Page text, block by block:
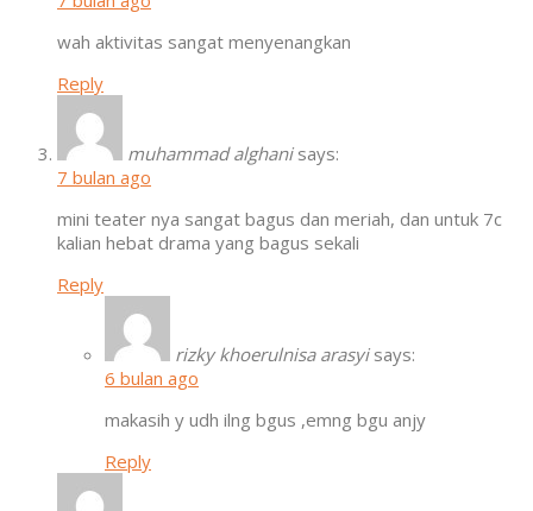
wah aktivitas sangat menyenangkan
Reply
muhammad alghani says:
7 bulan ago
mini teater nya sangat bagus dan meriah, dan untuk 7c
kalian hebat drama yang bagus sekali
Reply
rizky khoerulnisa arasyi says:
6 bulan ago
makasih y udh ilng bgus ,emng bgu anjy
Reply